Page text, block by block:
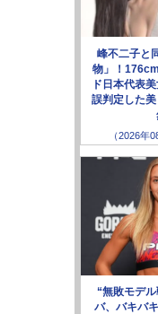
峰不二子と
物」！
ド日本代表
誤判定した
（2026年
“無敗モデ
バ、バキバ